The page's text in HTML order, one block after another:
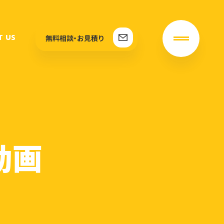
US 無料相談・お見積り
画